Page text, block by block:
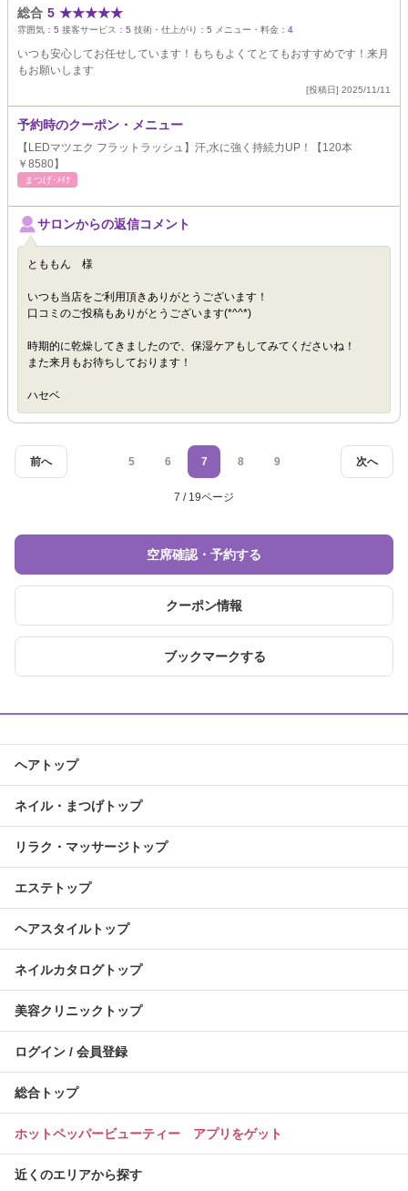
総合 5 ★★★★★
雰囲気： 5 接客サービス： 5 技術・仕上がり： 5 メニュー・料金： 4
いつも安心してお任せしています！もちもよくてとてもおすすめです！来月
もお願いします
[投稿日] 2025/11/11
予約時のクーポン・メニュー
【LEDマツエク フラットラッシュ】汗,水に強く持続力UP！【120本
￥8580】
まつげ･ﾒｲｸ
サロンからの返信コメント
とももん 様
いつも当店をご利用頂きありがとうございます！
口コミのご投稿もありがとうございます(*^^*)
時期的に乾燥してきましたので、保湿ケアもしてみてくださいね！
また来月もお待ちしております！
ハセベ
前へ 次へ
5 6 7 8 9
7 / 19ページ
空席確認・予約する
クーポン情報
ブックマークする
ヘアトップ
ネイル・まつげトップ
リラク・マッサージトップ
エステトップ
ヘアスタイルトップ
ネイルカタログトップ
美容クリニックトップ
ログイン / 会員登録
総合トップ
ホットペッパービューティー アプリをゲット
近くのエリアから探す